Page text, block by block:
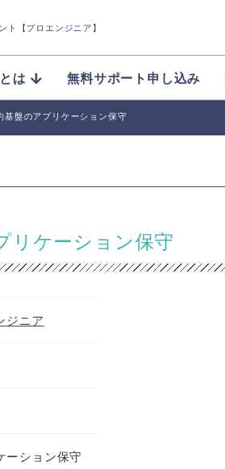
ト【プロエンジニア】
は 無料サポート申し込み
基盤のアプリケーション保守
リケーション保守
ジニア
ーション保守